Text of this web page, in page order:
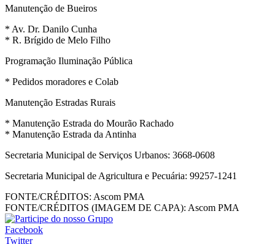
Manutenção de Bueiros
* Av. Dr. Danilo Cunha
* R. Brígido de Melo Filho
Programação Iluminação Pública
* Pedidos moradores e Colab
Manutenção Estradas Rurais
* Manutenção Estrada do Mourão Rachado
* Manutenção Estrada da Antinha
Secretaria Municipal de Serviços Urbanos: 3668-0608
Secretaria Municipal de Agricultura e Pecuária: 99257-1241
FONTE/CRÉDITOS: Ascom PMA
FONTE/CRÉDITOS (IMAGEM DE CAPA): Ascom PMA
Facebook
Twitter